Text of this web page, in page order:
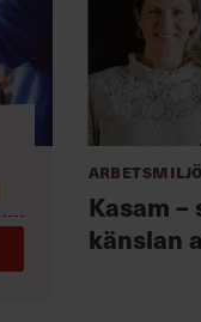
Arbetsmiljö
Kasam
känslan